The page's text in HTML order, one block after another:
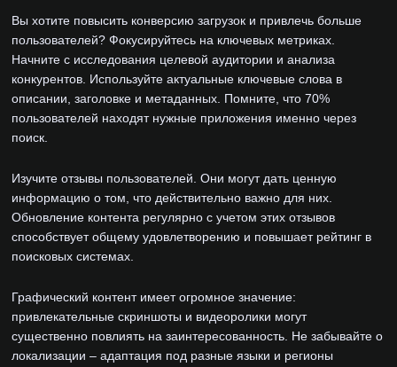
Вы хотите повысить конверсию загрузок и привлечь больше
пользователей? Фокусируйтесь на ключевых метриках.
Начните с исследования целевой аудитории и анализа
конкурентов. Используйте актуальные ключевые слова в
описании, заголовке и метаданных. Помните, что 70%
пользователей находят нужные приложения именно через
поиск.
Изучите отзывы пользователей. Они могут дать ценную
информацию о том, что действительно важно для них.
Обновление контента регулярно с учетом этих отзывов
способствует общему удовлетворению и повышает рейтинг в
поисковых системах.
Графический контент имеет огромное значение:
привлекательные скриншоты и видеоролики могут
существенно повлиять на заинтересованность. Не забывайте о
локализации – адаптация под разные языки и регионы